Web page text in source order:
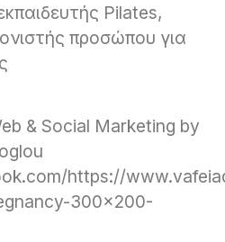
Pilates,
προσώπου για
& Social Marketing by
https://
300×200-